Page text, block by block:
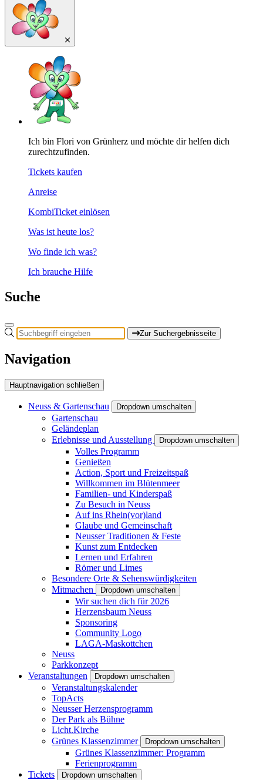
Ich bin Flori von Grünherz und möchte dir helfen dich
zurechtzufinden.
Tickets kaufen
Anreise
KombiTicket einlösen
Was ist heute los?
Wo finde ich was?
Ich brauche Hilfe
Suche
Zur Suchergebnisseite
Navigation
Hauptnavigation schließen
Neuss & Gartenschau Dropdown umschalten
Gartenschau
Geländeplan
Erlebnisse und Ausstellung
Dropdown umschalten
Volles Programm
Genießen
Action, Sport und Freizeitspaß
Willkommen im Blütenmeer
Familien- und Kinderspaß
Zu Besuch in Neuss
Auf ins Rhein(vor)land
Glaube und Gemeinschaft
Neusser Traditionen & Feste
Kunst zum Entdecken
Lernen und Erfahren
Römer und Limes
Besondere Orte & Sehenswürdigkeiten
Mitmachen
Dropdown umschalten
Wir suchen dich für 2026
Herzensbaum Neuss
Sponsoring
Community Logo
LAGA-Maskottchen
Neuss
Parkkonzept
Veranstaltungen
Dropdown umschalten
Veranstaltungskalender
TopActs
Neusser Herzensprogramm
Der Park als Bühne
Licht.Kirche
Grünes Klassenzimmer
Dropdown umschalten
Grünes Klassenzimmer: Programm
Ferienprogramm
Tickets
Dropdown umschalten